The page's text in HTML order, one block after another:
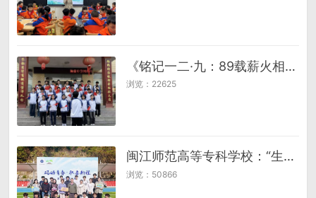
《铭记一二·九：89载薪火相传，青春热血铸爱国华章》
浏览：22625
闽江师范高等专科学校：“生涯嘉年华”赋能职业规划，沉浸式体验助力职业探索
浏览：50866